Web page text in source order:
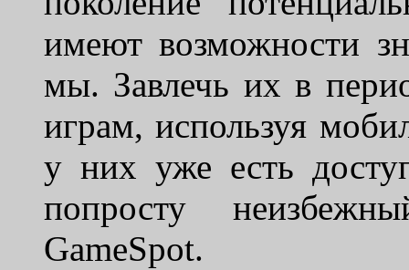
имеют возможности
мы. Завлечь их в
играм, используя
у них уже есть
попросту
GameSpot.